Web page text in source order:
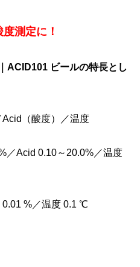
測定に！
ACID101 ビールの特長とし
Acid（酸度）／温度
／Acid 0.10～20.0%／温度
0.01 %／温度 0.1 ℃